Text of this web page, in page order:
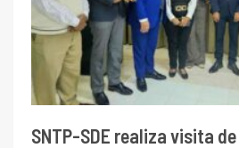
SNTP-SDE realiza visita